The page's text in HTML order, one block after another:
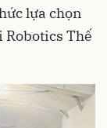
lựa chọn
Thế